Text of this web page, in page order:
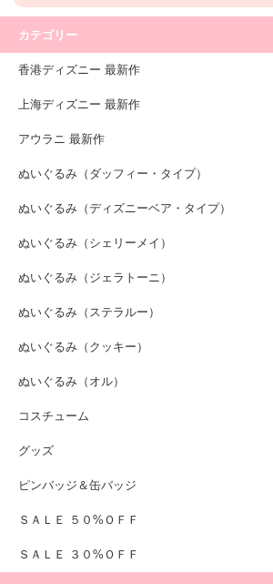
カテゴリー
香港ディズニー 最新作
上海ディズニー 最新作
アウラニ 最新作
ぬいぐるみ（ダッフィー・タイプ）
ぬいぐるみ（ディズニーベア・タイプ）
ぬいぐるみ（シェリーメイ）
ぬいぐるみ（ジェラトーニ）
ぬいぐるみ（ステラルー）
ぬいぐるみ（クッキー）
ぬいぐるみ（オル）
コスチューム
グッズ
ピンバッジ＆缶バッジ
ＳＡＬＥ ５０%ＯＦＦ
ＳＡＬＥ ３０%ＯＦＦ